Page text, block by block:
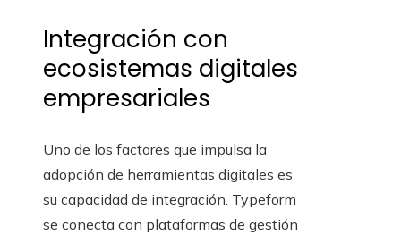
Integración con
ecosistemas digitales
empresariales
Uno de los factores que impulsa la
adopción de herramientas digitales es
su capacidad de integración. Typeform
se conecta con plataformas de gestión